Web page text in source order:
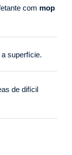
com mop
a superfície.
de difícil